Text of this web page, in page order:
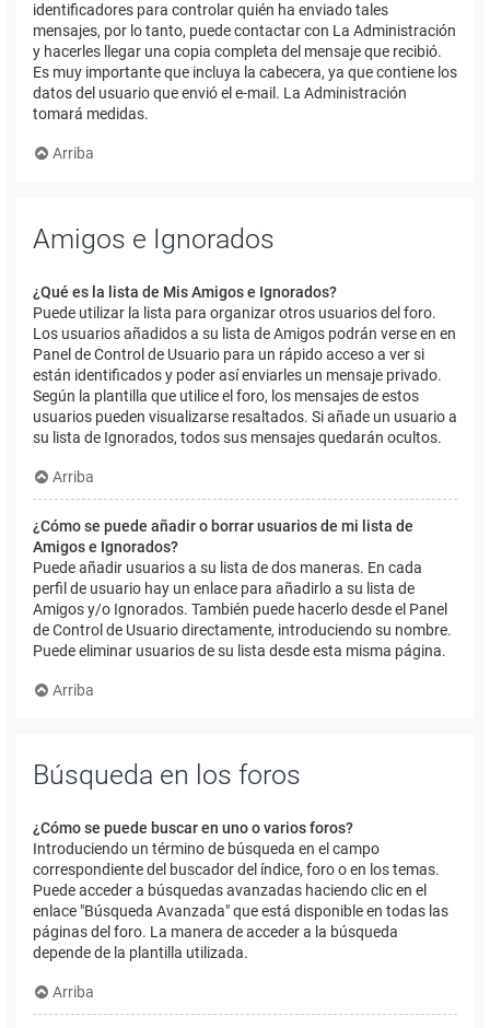
identificadores para controlar quién ha enviado tales
mensajes, por lo tanto, puede contactar con La Administración
y hacerles llegar una copia completa del mensaje que recibió.
Es muy importante que incluya la cabecera, ya que contiene los
datos del usuario que envió el e-mail. La Administración
tomará medidas.
Arriba
Amigos e Ignorados
¿Qué es la lista de Mis Amigos e Ignorados?
Puede utilizar la lista para organizar otros usuarios del foro.
Los usuarios añadidos a su lista de Amigos podrán verse en en
Panel de Control de Usuario para un rápido acceso a ver si
están identificados y poder así enviarles un mensaje privado.
Según la plantilla que utilice el foro, los mensajes de estos
usuarios pueden visualizarse resaltados. Si añade un usuario a
su lista de Ignorados, todos sus mensajes quedarán ocultos.
Arriba
¿Cómo se puede añadir o borrar usuarios de mi lista de
Amigos e Ignorados?
Puede añadir usuarios a su lista de dos maneras. En cada
perfil de usuario hay un enlace para añadirlo a su lista de
Amigos y/o Ignorados. También puede hacerlo desde el Panel
de Control de Usuario directamente, introduciendo su nombre.
Puede eliminar usuarios de su lista desde esta misma página.
Arriba
Búsqueda en los foros
¿Cómo se puede buscar en uno o varios foros?
Introduciendo un término de búsqueda en el campo
correspondiente del buscador del índice, foro o en los temas.
Puede acceder a búsquedas avanzadas haciendo clic en el
enlace "Búsqueda Avanzada" que está disponible en todas las
páginas del foro. La manera de acceder a la búsqueda
depende de la plantilla utilizada.
Arriba